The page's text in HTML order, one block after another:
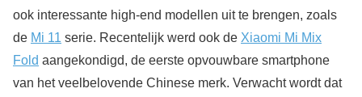
ook interessante high-end modellen uit te brengen, zoals
de Mi 11 serie. Recentelijk werd ook de Xiaomi Mi Mix
Fold aangekondigd, de eerste opvouwbare smartphone
van het veelbelovende Chinese merk. Verwacht wordt dat